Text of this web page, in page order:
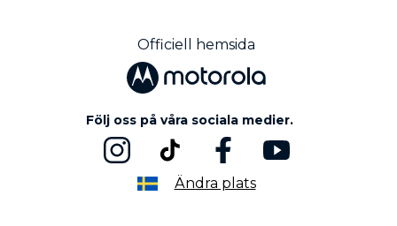
Officiell hemsida
Följ oss på våra sociala medier.
Ändra plats